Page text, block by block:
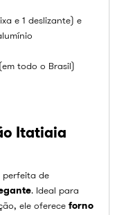
e 1 deslizante) e
todo o Brasil)
Itatiaia
perfeita de
. Ideal para
ele oferece forno